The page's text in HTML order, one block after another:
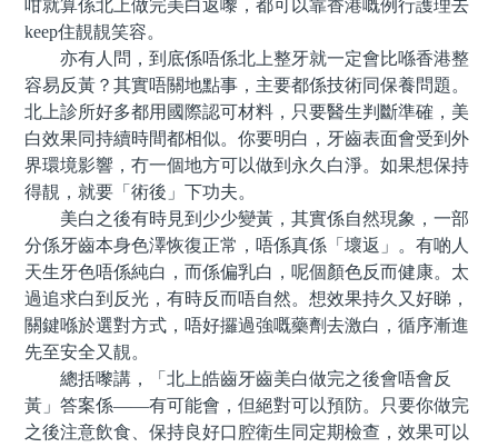
咁就算係北上做完美白返嚟，都可以靠香港嘅例行護理去
keep住靚靚笑容。
亦有人問，到底係唔係北上整牙就一定會比喺香港整
容易反黃？其實唔關地點事，主要都係技術同保養問題。
北上診所好多都用國際認可材料，只要醫生判斷準確，美
白效果同持續時間都相似。你要明白，牙齒表面會受到外
界環境影響，冇一個地方可以做到永久白淨。如果想保持
得靚，就要「術後」下功夫。
美白之後有時見到少少變黃，其實係自然現象，一部
分係牙齒本身色澤恢復正常，唔係真係「壞返」。有啲人
天生牙色唔係純白，而係偏乳白，呢個顏色反而健康。太
過追求白到反光，有時反而唔自然。想效果持久又好睇，
關鍵喺於選對方式，唔好攞過強嘅藥劑去激白，循序漸進
先至安全又靚。
總括嚟講，「北上皓齒牙齒美白做完之後會唔會反
黃」答案係——有可能會，但絕對可以預防。只要你做完
之後注意飲食、保持良好口腔衛生同定期檢查，效果可以